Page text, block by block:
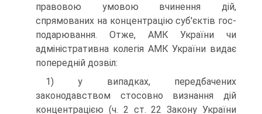
правовою умовою вчинення дій,
спрямованих на концентрацію суб'єктів гос­
подарювання. Отже, АМК України чи
адміністративна коле­гія АМК України видає
попередній дозвіл:
1) у випадках, передбачених
законодавством стосовно визнання дій
концентрацією (ч. 2 ст. 22 Закону України